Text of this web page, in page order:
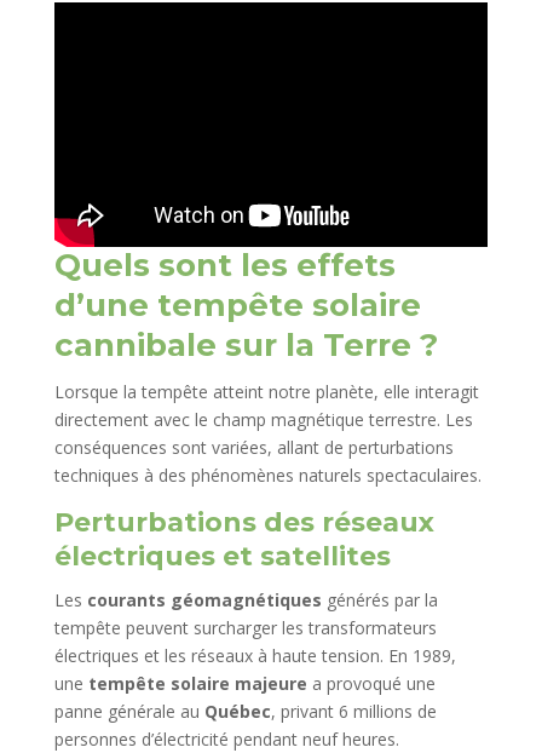
Quels sont les effets
d’une tempête solaire
cannibale sur la Terre ?
Lorsque la tempête atteint notre planète, elle interagit
directement avec le champ magnétique terrestre. Les
conséquences sont variées, allant de perturbations
techniques à des phénomènes naturels spectaculaires.
Perturbations des réseaux
électriques et satellites
Les courants géomagnétiques générés par la
tempête peuvent surcharger les transformateurs
électriques et les réseaux à haute tension. En 1989,
une tempête solaire majeure a provoqué une
panne générale au Québec, privant 6 millions de
personnes d’électricité pendant neuf heures.